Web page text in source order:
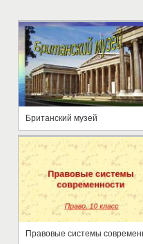
Британский музей